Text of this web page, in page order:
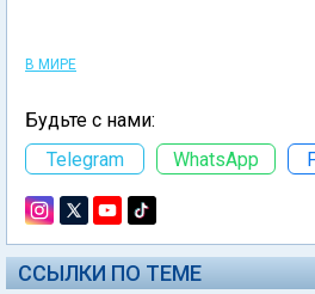
В МИРЕ
Будьте с нами:
Telegram
WhatsApp
ССЫЛКИ ПО ТЕМЕ